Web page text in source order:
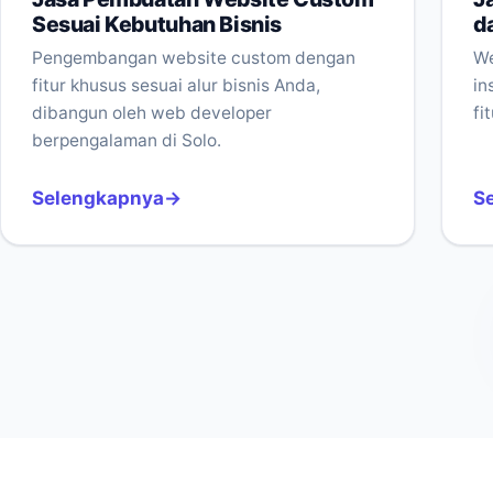
Sesuai Kebutuhan Bisnis
Pengembangan website custom dengan
fitur khusus sesuai alur bisnis Anda,
dibangun oleh web developer
berpengalaman di Solo.
Selengkapnya